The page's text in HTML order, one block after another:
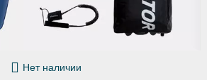
Нет наличии